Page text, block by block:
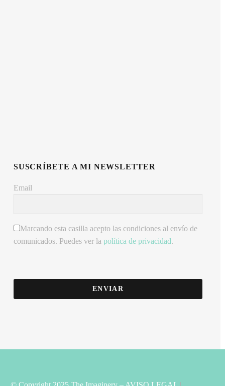
SUSCRÍBETE A MI NEWSLETTER
Email
Marcando esta casilla acepto las condiciones al envío de
comunicados. Puedes ver la política de privacidad.
ENVIAR